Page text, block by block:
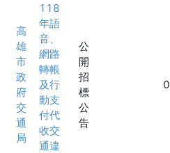
高
雄
市
政
府
交
通
局
118
年語
音、
網路
轉帳
及行
動支
付代
收交
通違
公
開
招
標
公
告
0